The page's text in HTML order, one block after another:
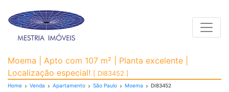
Apartamento para
Moema | Apto com 107 m² | Planta excelente |
Localização especial! [ DI83452 ]
Home Venda Apartamento São Paulo Moema DI83452